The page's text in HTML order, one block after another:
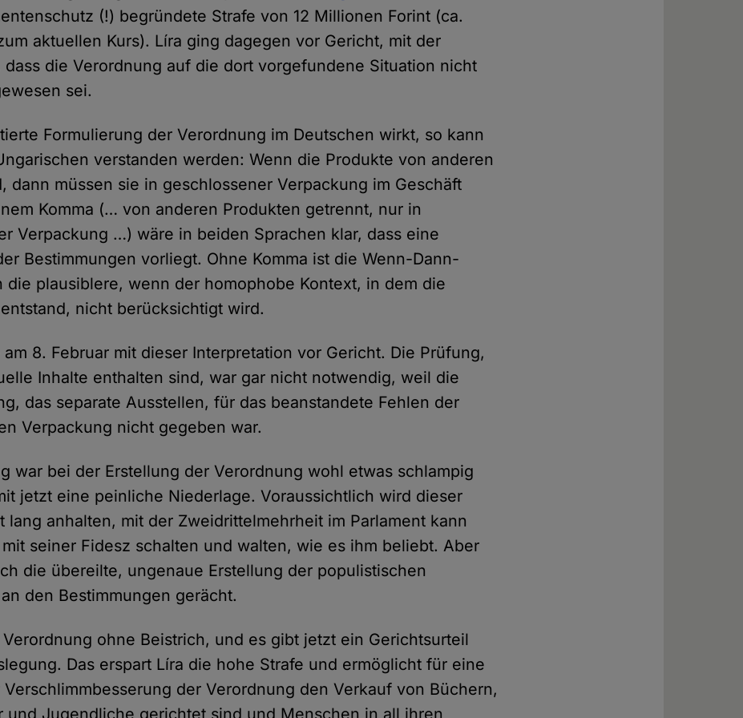
(!) begründete Strafe von 12 Millionen Forint (ca.
aktuellen Kurs). Líra ging dagegen vor Gericht, mit der
dass die Verordnung auf die dort vorgefundene Situation nicht
sei.
Formulierung der Verordnung im Deutschen wirkt, so kann
verstanden werden: Wenn die Produkte von anderen
dann müssen sie in geschlossener Verpackung im Geschäft
Komma (… von anderen Produkten getrennt, nur in
Verpackung …) wäre in beiden Sprachen klar, dass eine
Bestimmungen vorliegt. Ohne Komma ist die Wenn-Dann-
die plausiblere, wenn der homophobe Kontext, in dem die
nicht berücksichtigt wird.
am 8. Februar mit dieser Interpretation vor Gericht. Die Prüfung,
Inhalte enthalten sind, war gar nicht notwendig, weil die
das separate Ausstellen, für das beanstandete Fehlen der
Verpackung nicht gegeben war.
war bei der Erstellung der Verordnung wohl etwas schlampig
jetzt eine peinliche Niederlage. Voraussichtlich wird dieser
lang anhalten, mit der Zweidrittelmehrheit im Parlament kann
seiner Fidesz schalten und walten, wie es ihm beliebt. Aber
die übereilte, ungenaue Erstellung der populistischen
den Bestimmungen gerächt.
ohne Beistrich, und es gibt jetzt ein Gerichtsurteil
Das erspart Líra die hohe Strafe und ermöglicht für eine
der Verordnung den Verkauf von Büchern,